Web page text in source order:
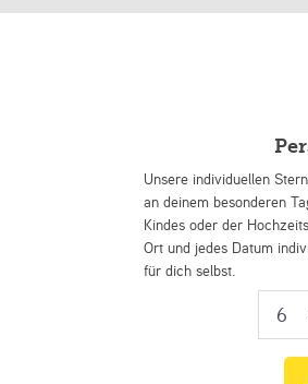
Unsere individuellen
an deinem besonderen
Kindes oder der
Ort und jedes Datum
für dich selbst.